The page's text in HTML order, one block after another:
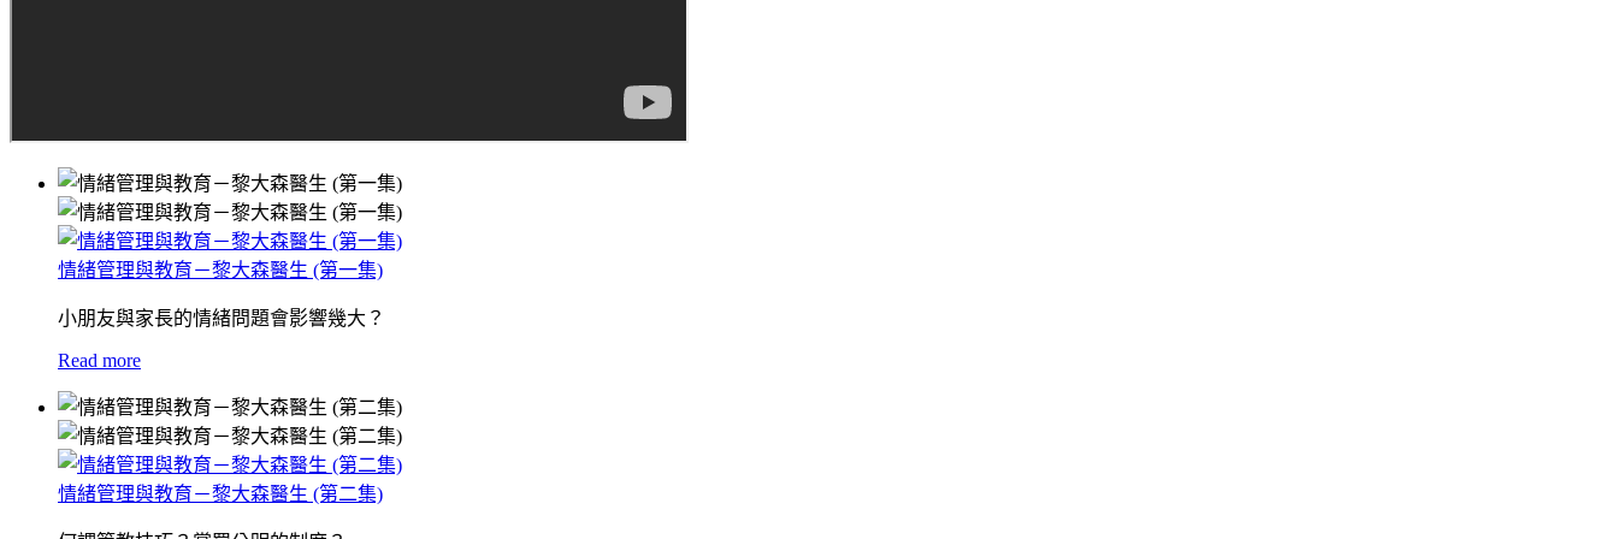
情緒管理與教育－黎大森醫生 (第一集)
小朋友與家長的情緒問題會影響幾大？
Read more
情緒管理與教育－黎大森醫生 (第二集)